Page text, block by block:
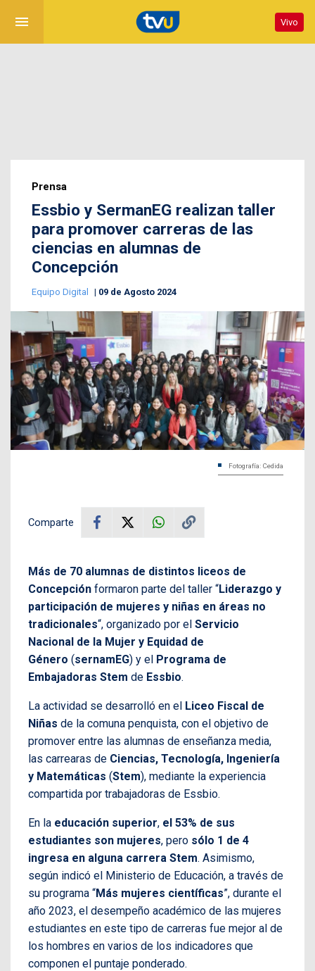
menu Vivo
Prensa
Essbio y SermanEG realizan taller
para promover carreras de las
ciencias en alumnas de
Concepción
Equipo Digital 09 de Agosto 2024
Fotografía: Cedida
Comparte
Más de 70 alumnas de distintos liceos de
Concepción formaron parte del taller “Liderazgo y
participación de mujeres y niñas en áreas no
tradicionales“, organizado por el Servicio
Nacional de la Mujer y Equidad de
Género (sernamEG) y el Programa de
Embajadoras Stem de Essbio.
La actividad se desarrolló en el Liceo Fiscal de
Niñas de la comuna penquista, con el objetivo de
promover entre las alumnas de enseñanza media,
las carrearas de Ciencias, Tecnología, Ingeniería
y Matemáticas (Stem), mediante la experiencia
compartida por trabajadoras de Essbio.
En la educación superior, el 53% de sus
estudiantes son mujeres, pero sólo 1 de 4
ingresa en alguna carrera Stem. Asimismo,
según indicó el Ministerio de Educación, a través de
su programa “Más mujeres científicas”, durante el
año 2023, el desempeño académico de las mujeres
estudiantes en este tipo de carreras fue mejor al de
los hombres en varios de los indicadores que
componen el puntaje ponderado.